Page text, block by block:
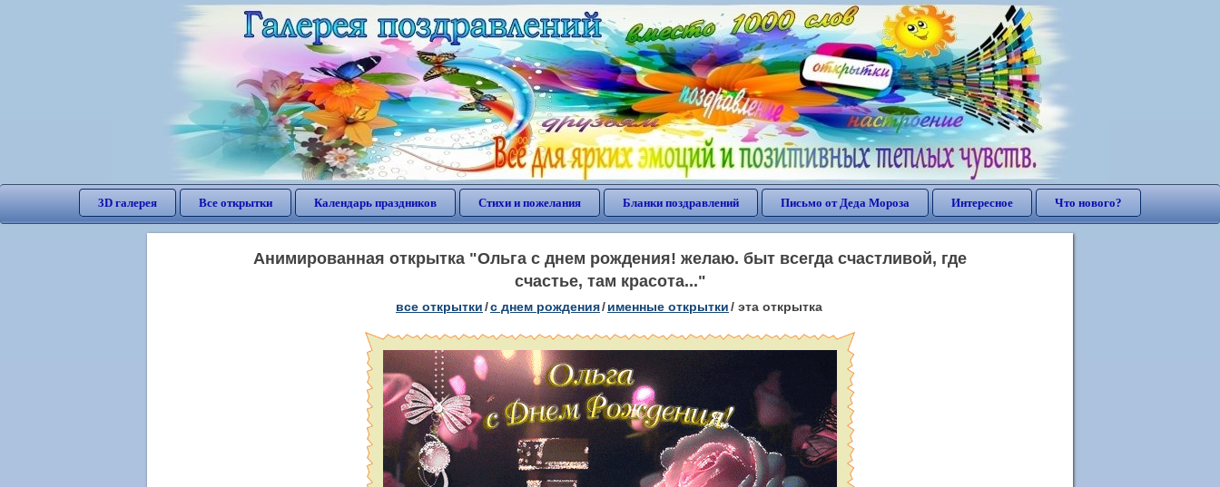
3D галерея Все открытки Календарь праздников Стихи и пожелания Бланки поздравлений Письмо от Деда Мороза Интересное Что нового?
Анимированная открытка "Ольга с днем рождения! желаю. быт всегда счастливой, где
счастье, там красота..."
все открытки/c днем рождения/именные открытки/ эта открытка